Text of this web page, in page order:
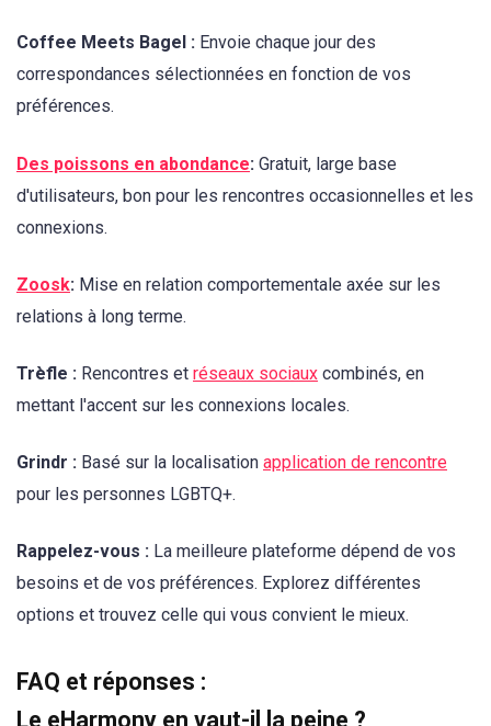
Coffee Meets Bagel : Envoie chaque jour des
correspondances sélectionnées en fonction de vos
préférences.
Des poissons en abondance: Gratuit, large base
d'utilisateurs, bon pour les rencontres occasionnelles et les
connexions.
Zoosk: Mise en relation comportementale axée sur les
relations à long terme.
Trèfle : Rencontres et réseaux sociaux combinés, en
mettant l'accent sur les connexions locales.
Grindr : Basé sur la localisation application de rencontre
pour les personnes LGBTQ+.
Rappelez-vous : La meilleure plateforme dépend de vos
besoins et de vos préférences. Explorez différentes
options et trouvez celle qui vous convient le mieux.
FAQ et réponses :
Le eHarmony en vaut-il la peine ?